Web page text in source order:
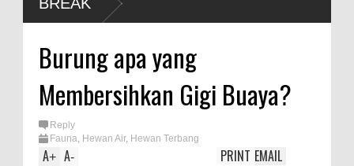
Burung apa yang
Membersihkan Gigi Buaya?
Reply
Fauna, Hewan Air, Hewan Terbang
A+ A- EMAIL
PRINT